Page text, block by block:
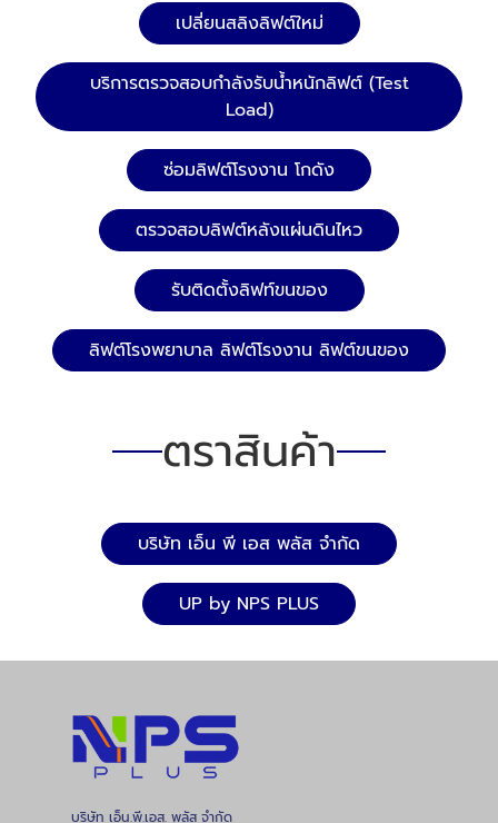
เปลี่ยนสลิงลิฟต์ใหม่
บริการตรวจสอบกำลังรับน้ำหนักลิฟต์ (Test
Load)
ซ่อมลิฟต์โรงงาน โกดัง
ตรวจสอบลิฟต์หลังแผ่นดินไหว
รับติดตั้งลิฟท์ขนของ
ลิฟต์โรงพยาบาล ลิฟต์โรงงาน ลิฟต์ขนของ
ตราสินค้า
บริษัท เอ็น พี เอส พลัส จำกัด
UP by NPS PLUS
บริษัท เอ็น.พี.เอส. พลัส จำกัด